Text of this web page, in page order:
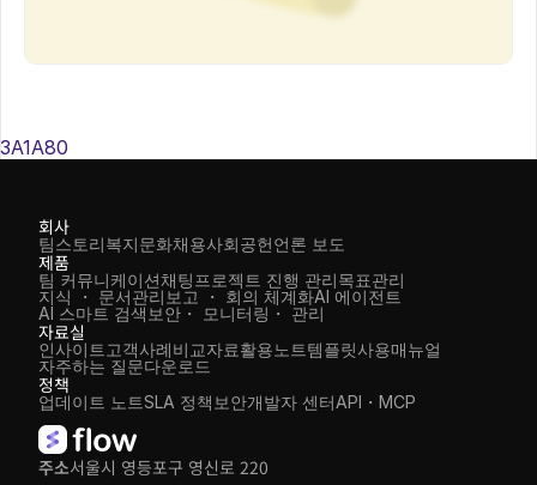
3A1A80
주소서울시 영등포구 영신로 220
회사
팀스토리복지문화채용사회공헌언론 보도
제품
팀 커뮤니케이션채팅 프로젝트 진행 관리목표관리
지식 ・ 문서관리 보고 ・ 회의 체계화
AI 스마트 검색
AI 에이전트
보안・ 모니터링・ 관리
자료실
인사이트 고객사례비교자료활용노트템플릿사용매뉴얼
자주하는 질문다운로드
정책
업데이트 노트SLA 정책 보안개발자 센터API・MCP